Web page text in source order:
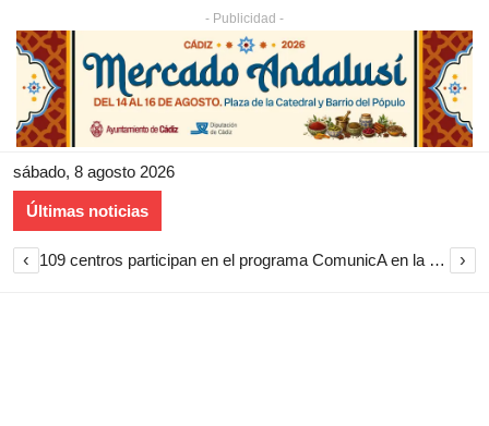
- Publicidad -
sábado, 8 agosto 2026
Últimas noticias
‹ 109 centros participan en el programa ComunicA en la provincia de Cádiz durante el curso 2025-2026 ›